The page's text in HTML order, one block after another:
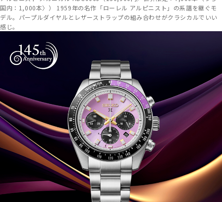
国内：1,000本〉） 1959年の名作「ローレル アルピニスト」の系譜を継ぐモ
デル。パープルダイヤルとレザーストラップの組み合わせがクラシカルでいい
感じ。